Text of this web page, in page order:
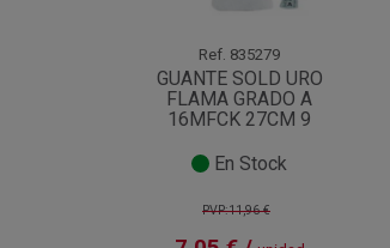
Ref. 835279
GUANTE SOLD URO
FLAMA GRADO A
16MFCK 27CM 9
En Stock
PVP:11,96 €